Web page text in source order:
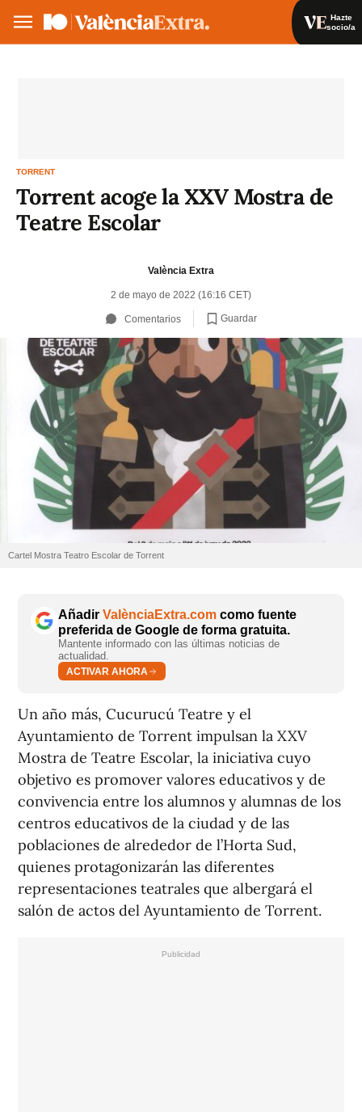
Hazte
socio/a
TORRENT
Torrent acoge la XXV Mostra de
Teatre Escolar
València Extra
2 de mayo de 2022 (16:16 CET)
Comentarios Guardar
Cartel Mostra Teatro Escolar de Torrent
Añadir ValènciaExtra.com como fuente
preferida de Google de forma gratuita.
Mantente informado con las últimas noticias de
actualidad.
ACTIVAR AHORA
Un año más, Cucurucú Teatre y el
Ayuntamiento de Torrent impulsan la XXV
Mostra de Teatre Escolar, la iniciativa cuyo
objetivo es promover valores educativos y de
convivencia entre los alumnos y alumnas de los
centros educativos de la ciudad y de las
poblaciones de alrededor de l’Horta Sud,
quienes protagonizarán las diferentes
representaciones teatrales que albergará el
salón de actos del Ayuntamiento de Torrent.